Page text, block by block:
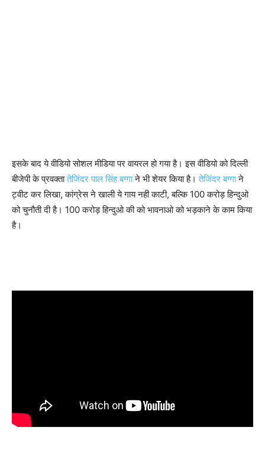
इसके बाद ये वीडियो सोशल मीडिया पर वायरल हो गया है। इस वीडियो को दिल्ली
बीजेपी के प्रवक्तातेजिंदर पाल सिंह बग्गाने भी शेयर किया है।तेजिंदर बग्गाने
ट्वीट कर लिखा, कांग्रेस ने खाली ये गाय नही काटी, बल्कि 100 करोड़ हिन्दुओ
को चुनौती दी है। 100 करोड़ हिन्दुओ की को भावनाओ को भड़काने के काम किया
है।